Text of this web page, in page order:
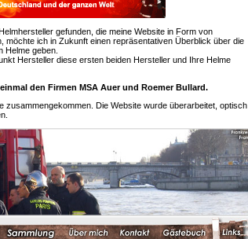
gefunden, die meine Website in Form von
möchte ich in Zukunft einen repräsentativen Überblick über die
Helme geben.
Hersteller diese ersten beiden Hersteller und Ihre Helme
den Firmen MSA Auer und Roemer Bullard.
Die Website wurde überarbeitet, optisch